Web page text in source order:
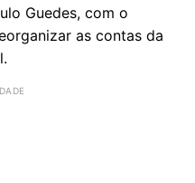
Guedes, com o
as contas da